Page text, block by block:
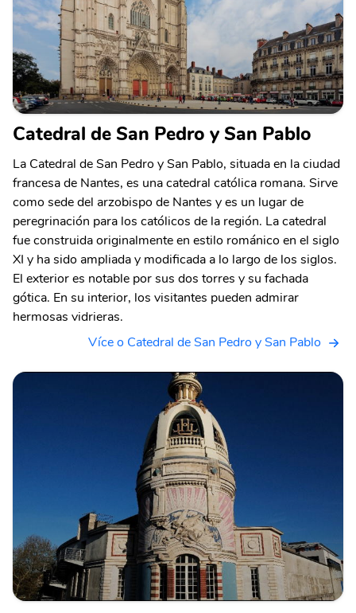
Catedral de San Pedro y San Pablo
La Catedral de San Pedro y San Pablo, situada en la ciudad
francesa de Nantes, es una catedral católica romana. Sirve
como sede del arzobispo de Nantes y es un lugar de
peregrinación para los católicos de la región. La catedral
fue construida originalmente en estilo románico en el siglo
XI y ha sido ampliada y modificada a lo largo de los siglos.
El exterior es notable por sus dos torres y su fachada
gótica. En su interior, los visitantes pueden admirar
hermosas vidrieras.
Více o Catedral de San Pedro y San Pablo